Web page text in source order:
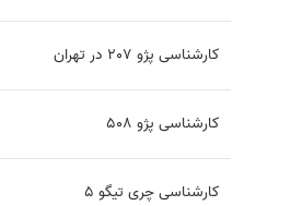
کارشناسی پژو 207 در تهران
کارشناسی پژو 508
کارشناسی چری تیگو 5